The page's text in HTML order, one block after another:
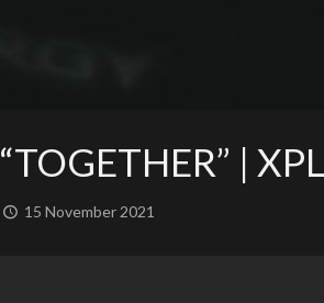
“TOGETHER” |
15 November 2021